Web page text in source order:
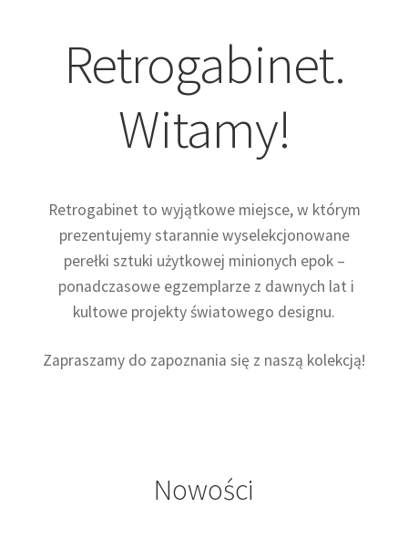
Retrogabinet.
Witamy!
Retrogabinet to wyjątkowe miejsce, w którym
prezentujemy starannie wyselekcjonowane
perełki sztuki użytkowej minionych epok –
ponadczasowe egzemplarze z dawnych lat i
kultowe projekty światowego designu.
Zapraszamy do zapoznania się z naszą kolekcją!
Nowości